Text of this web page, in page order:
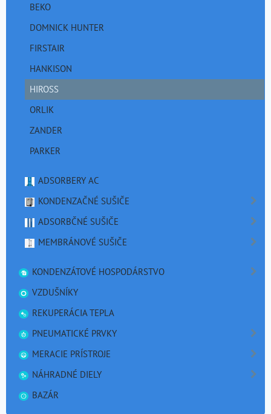
BEKO
DOMNICK HUNTER
FIRSTAIR
HANKISON
HIROSS
ORLIK
ZANDER
PARKER
ADSORBERY AC
KONDENZAČNÉ SUŠIČE
ADSORBČNÉ SUŠIČE
MEMBRÁNOVÉ SUŠIČE
KONDENZÁTOVÉ HOSPODÁRSTVO
VZDUŠNÍKY
REKUPERÁCIA TEPLA
PNEUMATICKÉ PRVKY
MERACIE PRÍSTROJE
NÁHRADNÉ DIELY
BAZÁR